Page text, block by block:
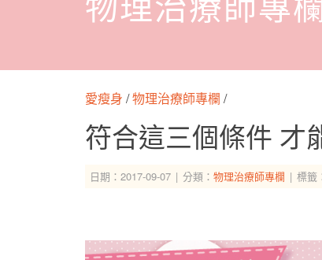
物理治療師專欄
愛瘦身 /物理治療師專欄 /
符合這三個條件 才
日期：2017-09-07 分類： 物理治療師專欄 標籤